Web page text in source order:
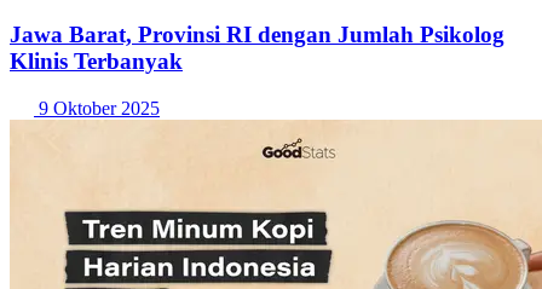
Jawa Barat, Provinsi RI dengan Jumlah Psikolog
Klinis Terbanyak
9 Oktober 2025